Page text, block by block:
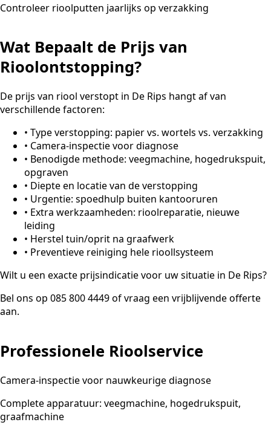
Controleer rioolputten jaarlijks op verzakking
Wat Bepaalt de Prijs van
Rioolontstopping?
De prijs van riool verstopt in De Rips hangt af van
verschillende factoren:
• Type verstopping: papier vs. wortels vs. verzakking
• Camera-inspectie voor diagnose
• Benodigde methode: veegmachine, hogedrukspuit,
opgraven
• Diepte en locatie van de verstopping
• Urgentie: spoedhulp buiten kantooruren
• Extra werkzaamheden: rioolreparatie, nieuwe
leiding
• Herstel tuin/oprit na graafwerk
• Preventieve reiniging hele rioollsysteem
Wilt u een exacte prijsindicatie voor uw situatie in De Rips?
Bel ons op 085 800 4449 of vraag een vrijblijvende offerte
aan.
Professionele Rioolservice
Camera-inspectie voor nauwkeurige diagnose
Complete apparatuur: veegmachine, hogedrukspuit,
graafmachine